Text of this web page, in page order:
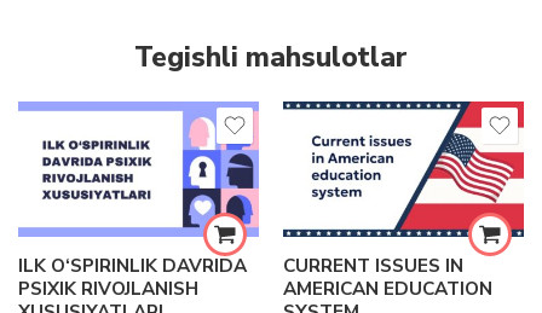
Tegishli mahsulotlar
ILK O‘SPIRINLIK DAVRIDA
PSIXIK RIVOJLANISH
CURRENT ISSUES IN
AMERICAN EDUCATION